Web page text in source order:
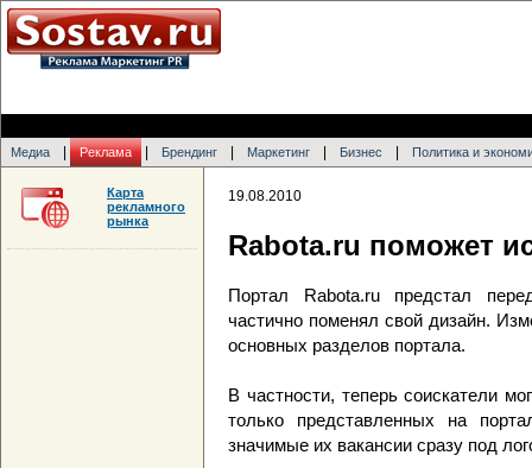
Медиа Реклама Брендинг Маркетинг Бизнес Политика и
19.08.2010
Rabota.ru поможет
Портал Rabota.ru предстал
частично поменял свой дизайн.
основных разделов портала.
В частности, теперь соискатели
только представленных на
значимые их вакансии сразу под
Карта
рекламного
рынка